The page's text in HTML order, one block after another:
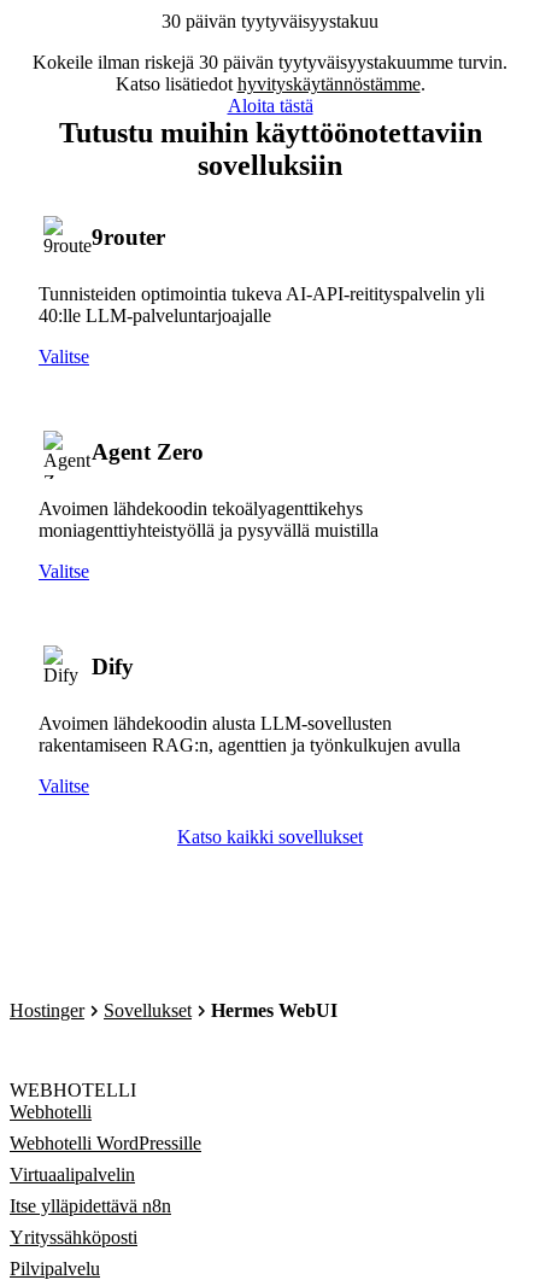
30 päivän tyytyväisyystakuu
Kokeile ilman riskejä 30 päivän tyytyväisyystakuumme turvin.
Katso lisätiedot hyvityskäytännöstämme.
Aloita tästä
Tutustu muihin käyttöönotettaviin
sovelluksiin
9router
Tunnisteiden optimointia tukeva AI-API-reitityspalvelin yli
40:lle LLM-palveluntarjoajalle
Valitse
Agent Zero
Avoimen lähdekoodin tekoälyagenttikehys
moniagenttiyhteistyöllä ja pysyvällä muistilla
Valitse
Dify
Avoimen lähdekoodin alusta LLM-sovellusten
rakentamiseen RAG:n, agenttien ja työnkulkujen avulla
Valitse
Katso kaikki sovellukset
Hostinger Sovellukset Hermes WebUI
WEBHOTELLI
Webhotelli
Webhotelli WordPressille
Virtuaalipalvelin
Itse ylläpidettävä n8n
Yrityssähköposti
Pilvipalvelu